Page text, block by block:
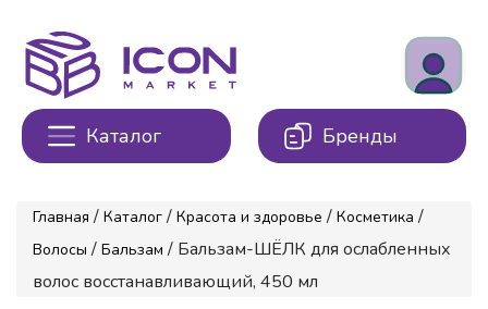
Каталог Бренды
Главная / Каталог / Красота и здоровье / Косметика /
Волосы / Бальзам / Бальзам-ШЁЛК для ослабленных
волос восстанавливающий, 450 мл